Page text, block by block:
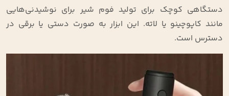
دستگاهی کوچک برای تولید فوم شیر برای نوشیدنی‌هایی
مانند کاپوچینو یا لاته. این ابزار به صورت دستی یا برقی در
دسترس است.